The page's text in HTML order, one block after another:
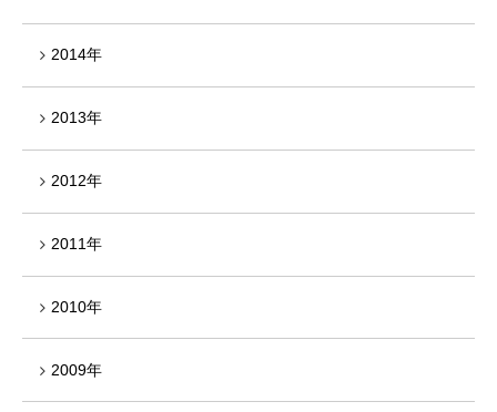
2014年
2013年
2012年
2011年
2010年
2009年